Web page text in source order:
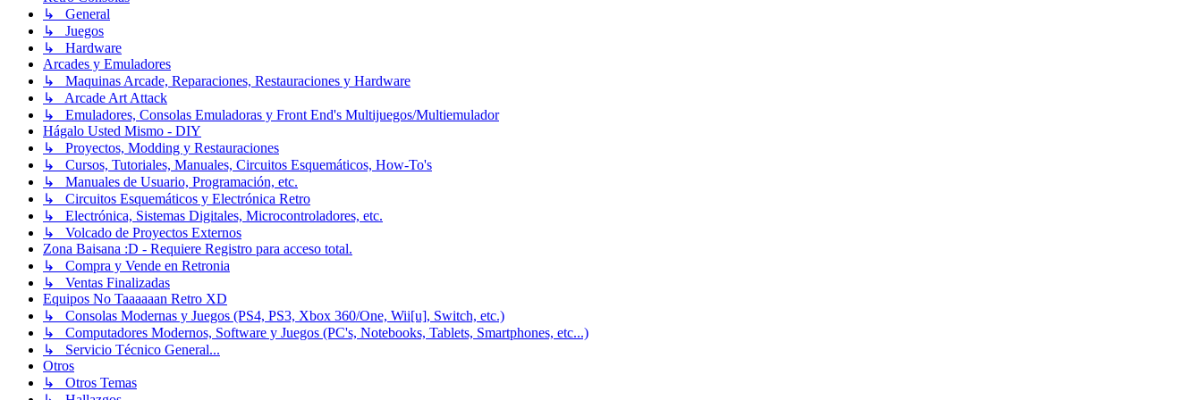
↳ General
↳ Juegos
↳ Hardware
Arcades y Emuladores
↳ Maquinas Arcade, Reparaciones, Restauraciones y Hardware
↳ Arcade Art Attack
↳ Emuladores, Consolas Emuladoras y Front End's Multijuegos/Multiemulador
Hágalo Usted Mismo - DIY
↳ Proyectos, Modding y Restauraciones
↳ Cursos, Tutoriales, Manuales, Circuitos Esquemáticos, How-To's
↳ Manuales de Usuario, Programación, etc.
↳ Circuitos Esquemáticos y Electrónica Retro
↳ Electrónica, Sistemas Digitales, Microcontroladores, etc.
↳ Volcado de Proyectos Externos
Zona Baisana :D - Requiere Registro para acceso total.
↳ Compra y Vende en Retronia
↳ Ventas Finalizadas
Equipos No Taaaaaan Retro XD
↳ Consolas Modernas y Juegos (PS4, PS3, Xbox 360/One, Wii[u], Switch, etc.)
↳ Computadores Modernos, Software y Juegos (PC's, Notebooks, Tablets, Smartphones, etc...)
↳ Servicio Técnico General...
Otros
↳ Otros Temas